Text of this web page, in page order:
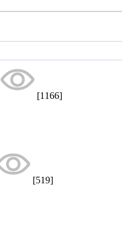
[1166]
[519]